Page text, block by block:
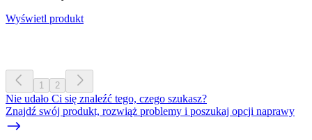
Wyświetl produkt
1 2
Nie udało Ci się znaleźć tego, czego szukasz?
Znajdź swój produkt, rozwiąż problemy i poszukaj opcji naprawy